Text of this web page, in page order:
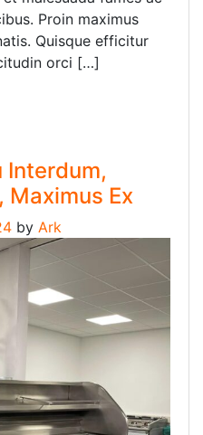
Proin maximus
Quisque efficitur
orci […]
Interdum,
Maximus Ex
by Ark